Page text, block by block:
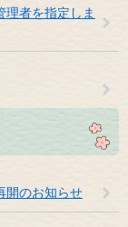
理者を指定しま
開のお知らせ